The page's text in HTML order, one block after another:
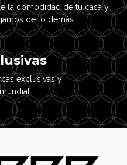
la comodidad de tu casa y
de lo demás.
exclusivas y